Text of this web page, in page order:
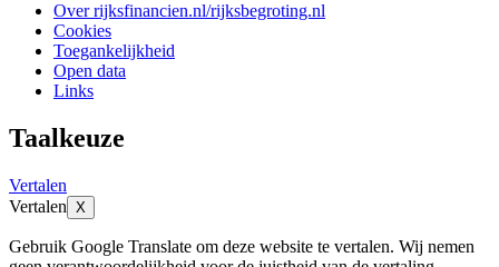
Over rijksfinancien.nl/rijksbegroting.nl
Cookies
Toegankelijkheid
Open data
Links
Taalkeuze
Vertalen
Vertalen X
Gebruik Google Translate om deze website te vertalen. Wij nemen